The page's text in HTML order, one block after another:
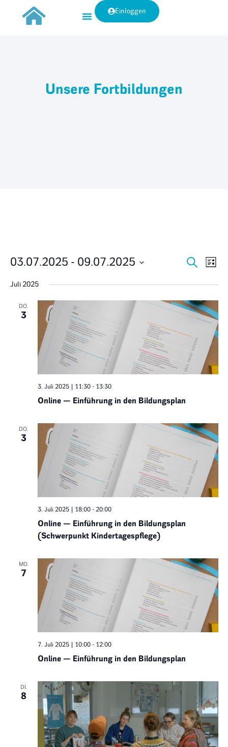
Einloggen
Unsere Fortbildungen
Suche
und
Suche
Liste
03.07.2025 - 09.07.2025
wählen.
Juli 2025
DO.
3
3. Juli 2025 | 11:30- 13:30
Online — Einführung in den Bildungsplan
DO.
3
3. Juli 2025 | 18:00- 20:00
Online — Einführung in den Bildungsplan
(Schwerpunkt Kindertagespflege)
MO.
7
7. Juli 2025 | 10:00- 12:00
Online — Einführung in den Bildungsplan
DI.
8